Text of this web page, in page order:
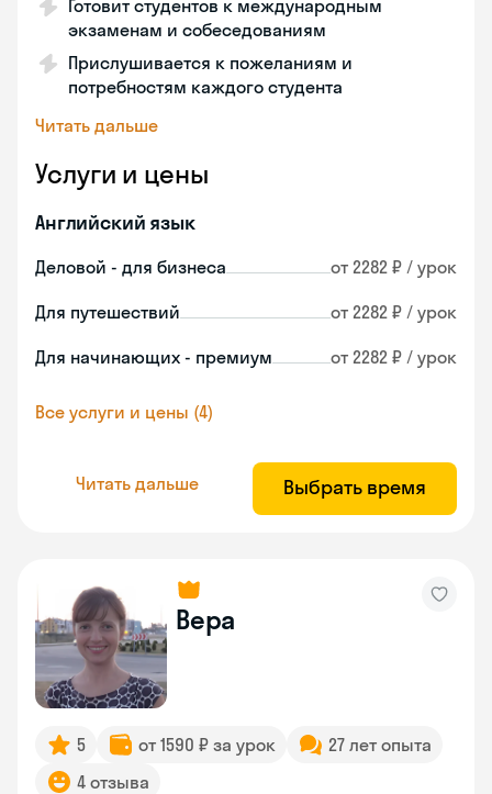
Готовит студентов к международным
экзаменам и собеседованиям
Прислушивается к пожеланиям и
потребностям каждого студента
Читать дальше
Услуги и цены
Английский язык
Деловой - для бизнеса от 2282 ₽ / урок
Для путешествий от 2282 ₽ / урок
Для начинающих - премиум от 2282 ₽ / урок
Все услуги и цены (4)
Читать дальше Выбрать время
Вера
5 от 1590 ₽ за урок
27 лет опыта
4 отзыва